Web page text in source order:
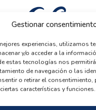
Gestionar
experiencias, utilizamos
y/o acceder a la
estas tecnologías nos
de navegación o las
o retirar el consentimiento,
características y funciones.
Política de privacidad
Aviso legal
Política de cookies